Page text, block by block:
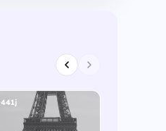
441j